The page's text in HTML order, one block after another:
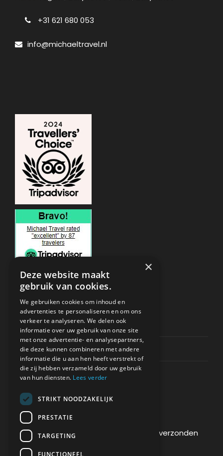
+31 621 680 053
info@michaeltravel.nl
ONDERSTEUNING
Privacy & Policy
Contact Channels
BETAAL VEILIG BIJ ONS
De betaling wordt versleuteld en veilig verzonden
via een SSL-protocol.
×
Deze website maakt
gebruik van cookies.
We gebruiken cookies om inhoud en
advertenties te personaliseren en om ons
verkeer te analyseren. We delen ook
informatie over uw gebruik van onze site
met onze advertentie- en analysepartners,
die deze kunnen combineren met andere
informatie die u aan hen heeft verstrekt of
die zij hebben verzameld door uw gebruik
van hun diensten. Lees verder
STRIKT NOODZAKELIJK
PRESTATIE
TARGETING
FUNCTIONEEL